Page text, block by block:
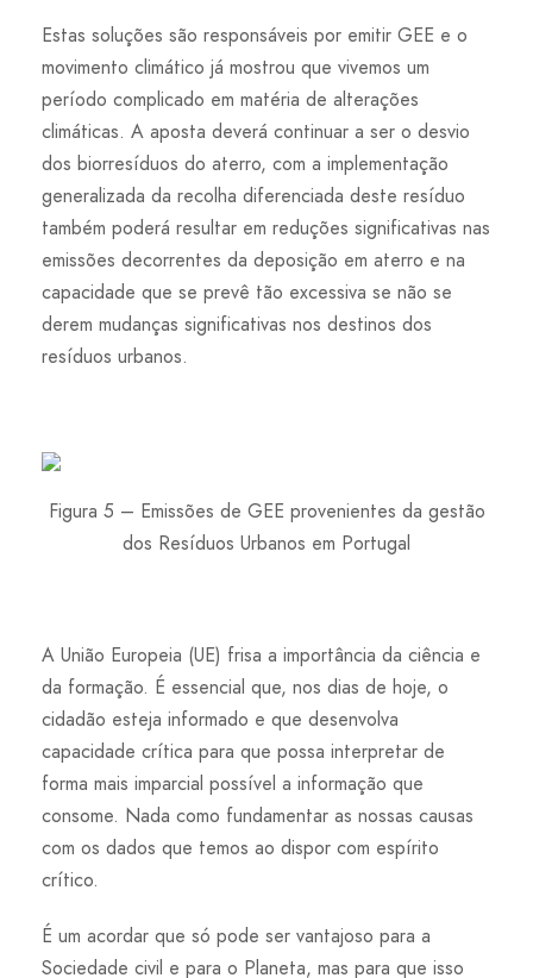
Estas soluções são responsáveis por emitir GEE e o
movimento climático já mostrou que vivemos um
período complicado em matéria de alterações
climáticas. A aposta deverá continuar a ser o desvio
dos biorresíduos do aterro, com a implementação
generalizada da recolha diferenciada deste resíduo
também poderá resultar em reduções significativas nas
emissões decorrentes da deposição em aterro e na
capacidade que se prevê tão excessiva se não se
derem mudanças significativas nos destinos dos
resíduos urbanos.
Figura 5 – Emissões de GEE provenientes da gestão
dos Resíduos Urbanos em Portugal
A União Europeia (UE) frisa a importância da ciência e
da formação. É essencial que, nos dias de hoje, o
cidadão esteja informado e que desenvolva
capacidade crítica para que possa interpretar de
forma mais imparcial possível a informação que
consome. Nada como fundamentar as nossas causas
com os dados que temos ao dispor com espírito
crítico.
É um acordar que só pode ser vantajoso para a
Sociedade civil e para o Planeta, mas para que isso